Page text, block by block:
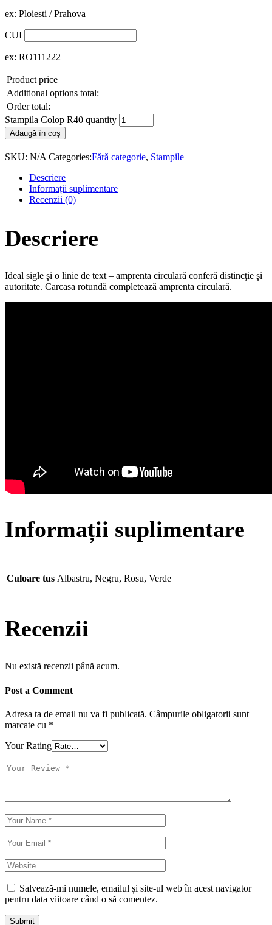
ex: Ploiesti / Prahova
CUI
ex: RO111222
Product price
Additional options total:
Order total:
Stampila Colop R40 quantity
Adaugă în coș
SKU: N/A Categories:Fără categorie, Stampile
Descriere
Informații suplimentare
Recenzii (0)
Descriere
Ideal sigle şi o linie de text – amprenta circulară conferă distincţie şi
autoritate. Carcasa rotundă completează amprenta circulară.
Informații suplimentare
Culoare tus Albastru, Negru, Rosu, Verde
Recenzii
Nu există recenzii până acum.
Post a Comment
Adresa ta de email nu va fi publicată. Câmpurile obligatorii sunt
marcate cu *
Your Rating
Salvează-mi numele, emailul și site-ul web în acest navigator
pentru data viitoare când o să comentez.
Submit